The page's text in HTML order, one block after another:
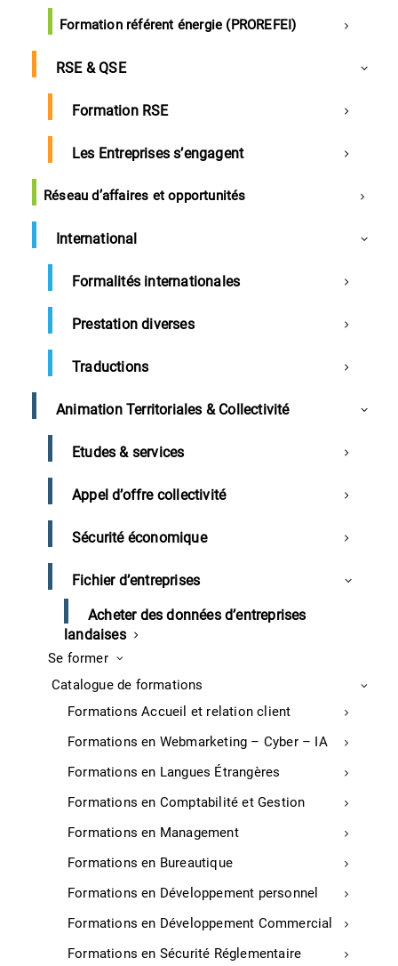
Formation référent énergie (PROREFEI)
RSE & QSE
Formation RSE
Les Entreprises s’engagent
Réseau d’affaires et opportunités
International
Formalités internationales
Prestation diverses
Traductions
Animation Territoriales & Collectivité
Etudes & services
Appel d’offre collectivité
Sécurité économique
Fichier d’entreprises
Acheter des données d’entreprises
landaises
Se former
Catalogue de formations
Formations Accueil et relation client
Formations en Webmarketing – Cyber – IA
Formations en Langues Étrangères
Formations en Comptabilité et Gestion
Formations en Management
Formations en Bureautique
Formations en Développement personnel
Formations en Développement Commercial
Formations en Sécurité Réglementaire
Les cycles de vente deviennent de plus en plus
complexes, nécessitant une compréhension
approfondie des besoins clients et une capacité
à proposer des solutions sur mesure.
vente consultative » permet d’acquérir des
compétences pour structurer des offres
conclure des accords avantageux
Pourquoi choisir cette formation ?
Techniques de vente avancée et vente
Prix
2450€ Nets de taxes
Tarif en intra : 2 450€ Nets de taxes
Délai d’accès : 72h
Pré-requis : Aucun
Demander un devis
Partagez cette formation